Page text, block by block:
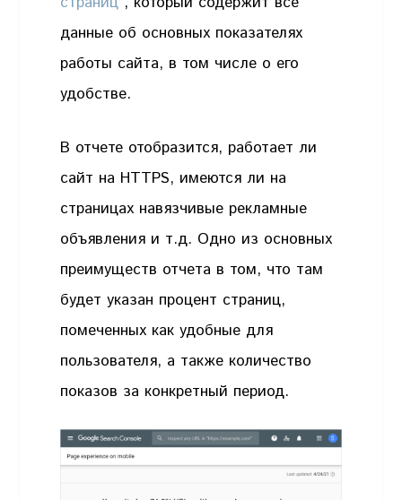
данные об основных показателях
работы сайта, в том числе о его
удобстве.
В отчете отобразится, работает ли
сайт на HTTPS, имеются ли на
страницах навязчивые рекламные
объявления и т.д. Одно из основных
преимуществ отчета в том, что там
будет указан процент страниц,
помеченных как удобные для
пользователя, а также количество
показов за конкретный период.